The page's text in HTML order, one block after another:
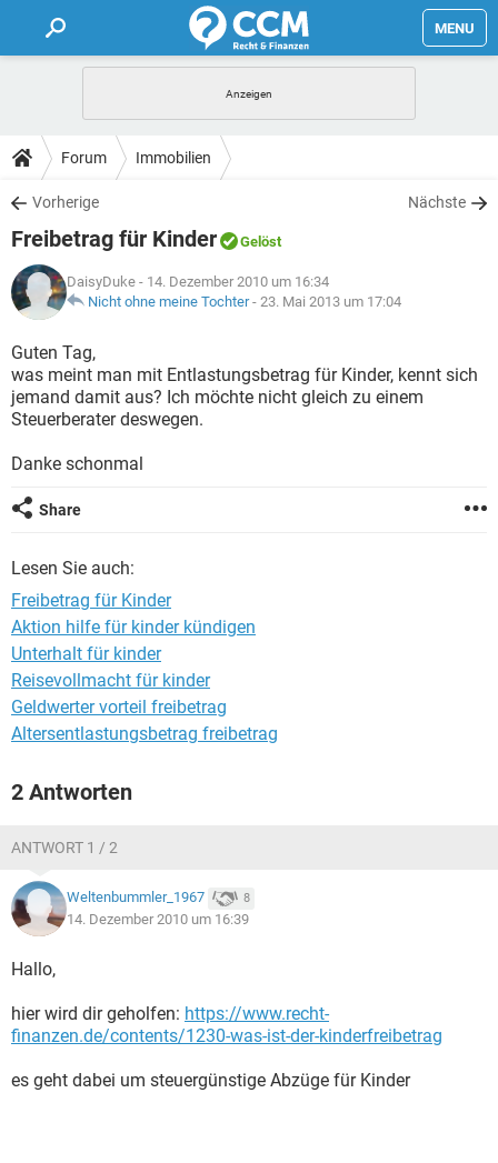
MENU
FORUM
TIPPS
Forum Immobilien
Vorherige Nächste
Freibetrag für Kinder Gelöst
DaisyDuke - 14. Dezember 2010 um 16:34
Nicht ohne meine Tochter- 23. Mai 2013 um 17:04
Guten Tag,
was meint man mit Entlastungsbetrag für Kinder, kennt sich
jemand damit aus? Ich möchte nicht gleich zu einem
Steuerberater deswegen.
Danke schonmal
Share
Lesen Sie auch:
Freibetrag für Kinder
Aktion hilfe für kinder kündigen
Unterhalt für kinder
Reisevollmacht für kinder
Geldwerter vorteil freibetrag
Altersentlastungsbetrag freibetrag
2 Antworten
ANTWORT 1 / 2
Weltenbummler_1967 8
14. Dezember 2010 um 16:39
Hallo,
hier wird dir geholfen: https://www.recht-
finanzen.de/contents/1230-was-ist-der-kinderfreibetrag
es geht dabei um steuergünstige Abzüge für Kinder